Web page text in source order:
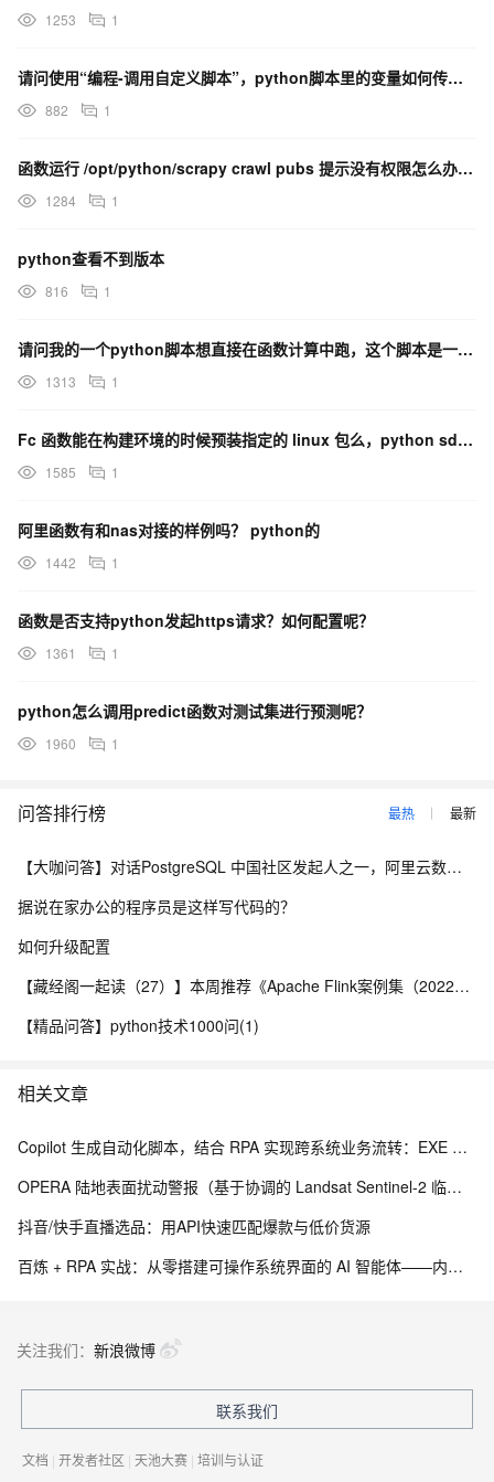
1253 1
请问使用“编程-调用自定义脚本”，python脚本里的变量如何传出来？
882 1
函数运行 /opt/python/scrapy crawl pubs 提示没有权限怎么办呢？直接使用
1284 1
python查看不到版本
816 1
请问我的一个python脚本想直接在函数计算中跑，这个脚本是一直运行的状态，但创建函数我看到都有执行
1313 1
Fc 函数能在构建环境的时候预装指定的 linux 包么，python sdk调用 需要依赖
1585 1
阿里函数有和nas对接的样例吗？ python的
1442 1
函数是否支持python发起https请求？如何配置呢？
1361 1
python怎么调用predict函数对测试集进行预测呢？
1960 1
问答排行榜 最热 最新
【大咖问答】对话PostgreSQL 中国社区发起人之一，阿里云数据库高级专家 德哥
据说在家办公的程序员是这样写代码的？
如何升级配置
【藏经阁一起读（27）】本周推荐《Apache Flink案例集（2022版）》，你有哪些心得？
【精品问答】python技术1000问(1)
相关文章
Copilot 生成自动化脚本，结合 RPA 实现跨系统业务流转：EXE 打包与内网离线部署实践
OPERA 陆地表面扰动警报（基于协调的 Landsat Sentinel-2 临时产品，版本 0）
抖音/快手直播选品：用API快速匹配爆款与低价货源
百炼 + RPA 实战：从零搭建可操作系统界面的 AI 智能体——内网离线部署与 EXE 打包分发完整方案
关注我们： 新浪微博
联系我们
文档 | 开发者社区 | 天池大赛 | 培训与认证